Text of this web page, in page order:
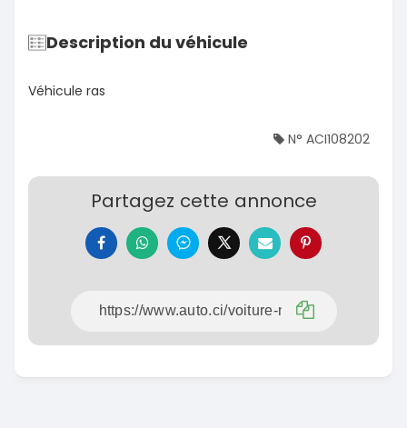
Description du véhicule
Véhicule ras
N° ACI108202
Partagez cette annonce